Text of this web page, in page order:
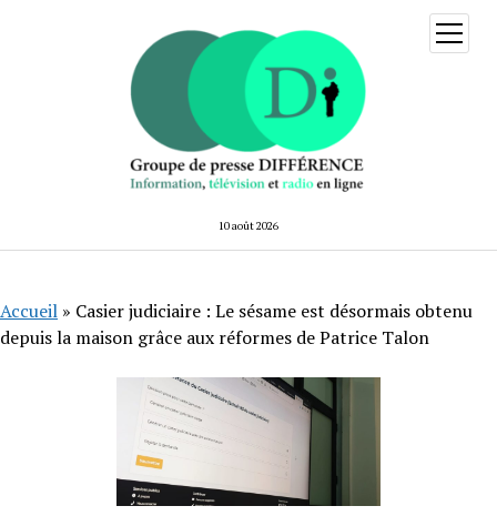
10 août 2026
ouvrir
menu
Accueil » Casier judiciaire : Le sésame est désormais obtenu
depuis la maison grâce aux réformes de Patrice Talon